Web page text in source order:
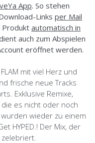
App. So stehen
Links per Mail
Produktautomatisch in
auch zum Abspielen
eröffnet werden.
mit viel Herz und
frische neue Tracks
Exklusive Remixe,
es nicht oder noch
wieder zu einem
HYPED.! Der Mix, der